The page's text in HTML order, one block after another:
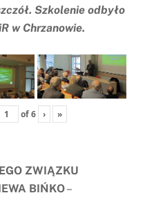
Szkolenie odbyło
w Chrzanowie.
of6 › »
ZWIĄZKU
BIŃKO–